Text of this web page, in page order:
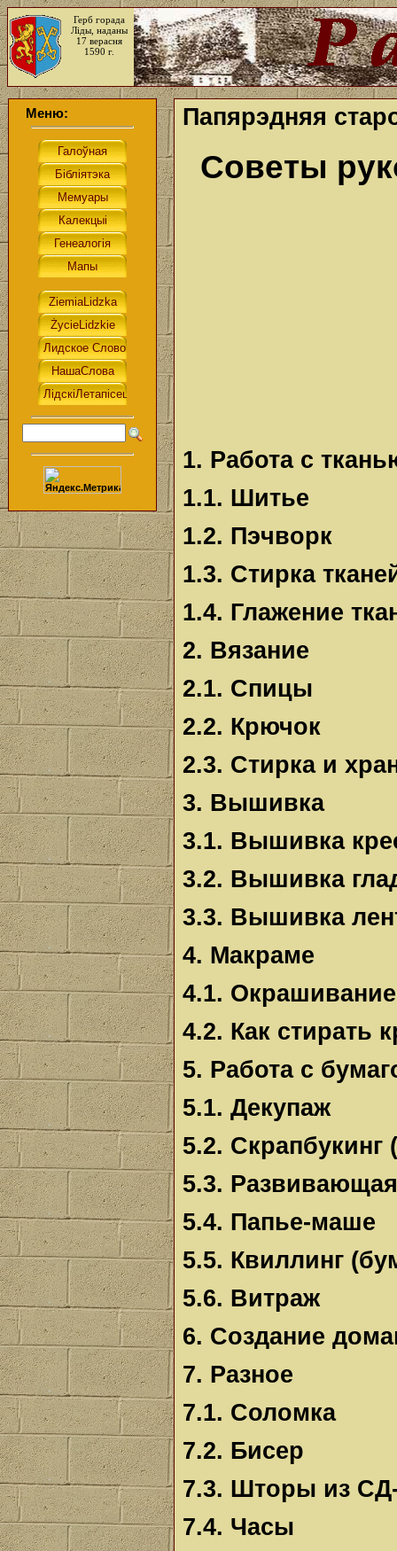
Герб горада
Ліды, наданы
17 верасня
1590 г.
Меню: Папярэдняя
Советы
1. Работа с
1.1. Шитье
1.2. Пэчворк
1.3. Стирка
1.4. Глажение
2. Вязание
2.1. Спицы
2.2. Крючок
2.3. Стирка и
3. Вышивка
3.1. Вышивка
3.2. Вышивка
3.3. Вышивка
4. Макраме
4.1.
4.2. Как стирать
5. Работа с
5.1. Декупаж
5.2.
5.3.
5.4. Папье-маше
5.5. Квиллинг
5.6. Витраж
6. Создание
7. Разное
7.1. Соломка
7.2. Бисер
7.3. Шторы из
7.4. Часы